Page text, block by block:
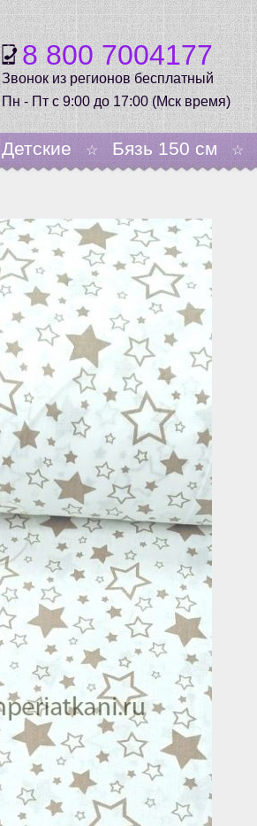
8 800 7004177
Звонок из регионов бесплатный
Пн - Пт с 9:00 до 17:00 (Мск время)
Детские ☆ Бязь 150 см ☆